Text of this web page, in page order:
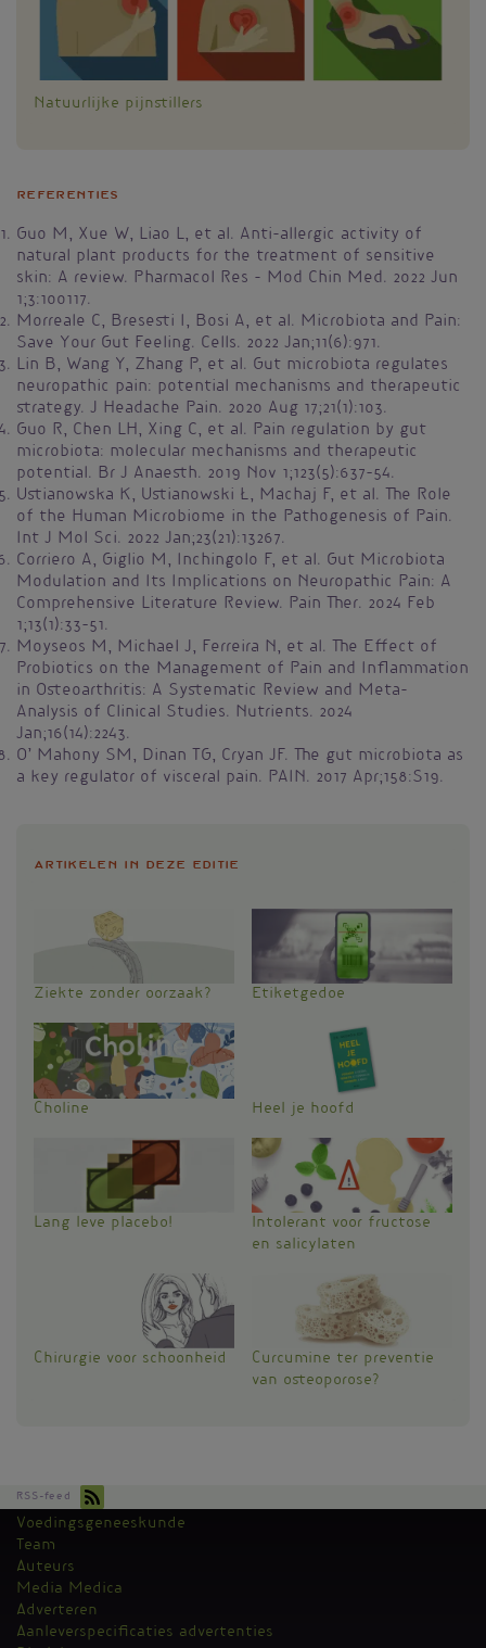
Natuurlijke pijnstillers
Referenties
Guo M, Xue W, Liao L, et al. Anti-allergic activity of
natural plant products for the treatment of sensitive
skin: A review. Pharmacol Res - Mod Chin Med. 2022 Jun
1;3:100117.
Morreale C, Bresesti I, Bosi A, et al. Microbiota and Pain:
Save Your Gut Feeling. Cells. 2022 Jan;11(6):971.
Lin B, Wang Y, Zhang P, et al. Gut microbiota regulates
neuropathic pain: potential mechanisms and therapeutic
strategy. J Headache Pain. 2020 Aug 17;21(1):103.
Guo R, Chen LH, Xing C, et al. Pain regulation by gut
microbiota: molecular mechanisms and therapeutic
potential. Br J Anaesth. 2019 Nov 1;123(5):637–54.
Ustianowska K, Ustianowski Ł, Machaj F, et al. The Role
of the Human Microbiome in the Pathogenesis of Pain.
Int J Mol Sci. 2022 Jan;23(21):13267.
Corriero A, Giglio M, Inchingolo F, et al. Gut Microbiota
Modulation and Its Implications on Neuropathic Pain: A
Comprehensive Literature Review. Pain Ther. 2024 Feb
1;13(1):33–51.
Moyseos M, Michael J, Ferreira N, et al. The Effect of
Probiotics on the Management of Pain and Inflammation
in Osteoarthritis: A Systematic Review and Meta-
Analysis of Clinical Studies. Nutrients. 2024
Jan;16(14):2243.
O’ Mahony SM, Dinan TG, Cryan JF. The gut microbiota as
a key regulator of visceral pain. PAIN. 2017 Apr;158:S19.
Artikelen in deze editie
Ziekte zonder oorzaak? Etiketgedoe
Choline Heel je hoofd
Lang leve placebo!
Intolerant voor fructose
en salicylaten
Chirurgie voor schoonheid
Curcumine ter preventie
van osteoporose?
RSS-feed
Kantoormenu
Voedingsgeneeskunde
Team
Auteurs
Media Medica
Adverteren
Aanleverspecificaties advertenties